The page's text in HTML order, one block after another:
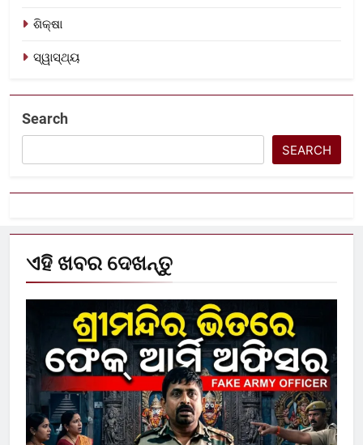
ଶିକ୍ଷା
ସ୍ୱାସ୍ଥ୍ୟ
Search
SEARCH
ଏହି ଖବର ଦେଖନ୍ତୁ